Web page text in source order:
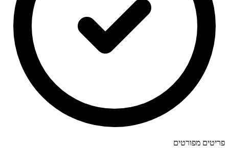
פריטים מפורטים